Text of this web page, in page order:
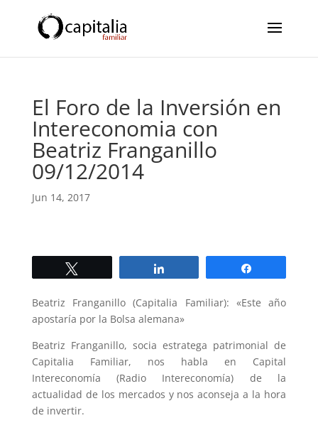
El Foro de la Inversión en
Intereconomia con
Beatriz Franganillo
09/12/2014
Jun 14, 2017
Beatriz Franganillo (Capitalia Familiar): «Este año
apostaría por la Bolsa alemana»
Beatriz Franganillo, socia estratega patrimonial de
Capitalia Familiar, nos habla en Capital
Intereconomía (Radio Intereconomía) de la
actualidad de los mercados y nos aconseja a la hora
de invertir.